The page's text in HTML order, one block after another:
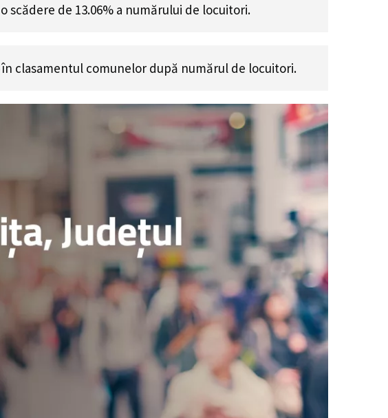
scădere de 13.06% a numărului de locuitori.
clasamentul comunelor după numărul de locuitori.